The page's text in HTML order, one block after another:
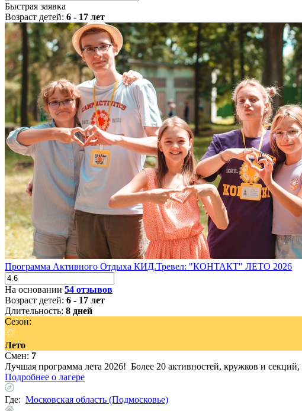
Быстрая заявка
Возраст детей: 6 - 17 лет
Программа Активного Отдыха КИД.Тревел: "КОНТАКТ" ЛЕТО 2026
На основании 54 отзывов
Возраст детей: 6 - 17 лет
Длительность: 8 дней
Сезон:
Лето
Смен: 7
Лучшая программа лета 2026! Более 20 активностей, кружков и
Подробнее о лагере
Где: Московская область (Подмосковье)